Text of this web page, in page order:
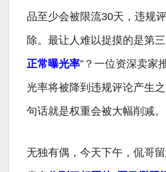
品至少会被限流30天，违规
除。最让人难以捉摸的是第
正常曝光率”？一位资深卖家
光率将被降到违规评论产生
句话就是权重会被大幅削减。
无独有偶，今天下午，侃哥